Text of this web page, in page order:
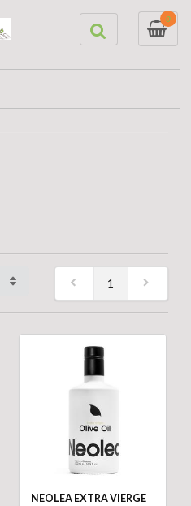
0
1
NEOLEA EXTRA VIERGE